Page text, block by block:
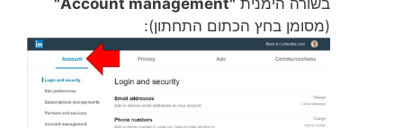
(מסומן בחץ הכתום התחתון):